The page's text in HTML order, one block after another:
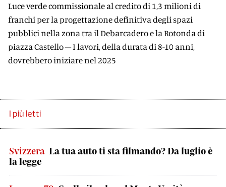
Luce verde commissionale al credito di 1,3 milioni di
franchi per la progettazione definitiva degli spazi
pubblici nella zona tra il Debarcadero e la Rotonda di
piazza Castello – I lavori, della durata di 8-10 anni,
dovrebbero iniziare nel 2025
I più letti
Svizzera La tua auto ti sta filmando? Da luglio è
la legge